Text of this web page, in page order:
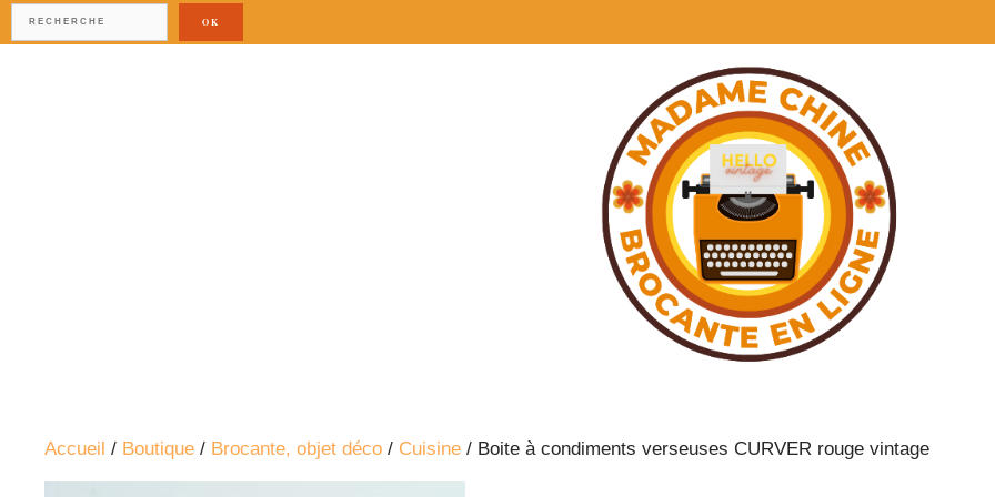
OK
Accueil / Boutique / Brocante, objet déco / Cuisine / Boite à condiments verseuses CURVER rouge vintage